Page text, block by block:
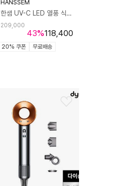
HANSSEM
한샘 UV-C LED 열풍 식기건조기3.0
43%
209,000
118,400
20% 쿠폰 무료배송